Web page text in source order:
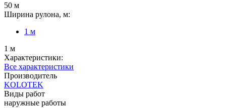
50 м
Ширина рулона, м:
1 м
1 м
Характеристики:
Все характеристики
Производитель
KOLOTEK
Виды работ
наружные работы